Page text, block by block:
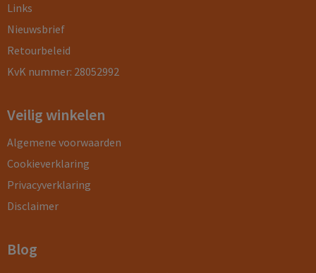
Links
Nieuwsbrief
Retourbeleid
KvK nummer: 28052992
Veilig winkelen
Algemene voorwaarden
Cookieverklaring
Privacyverklaring
Disclaimer
Blog